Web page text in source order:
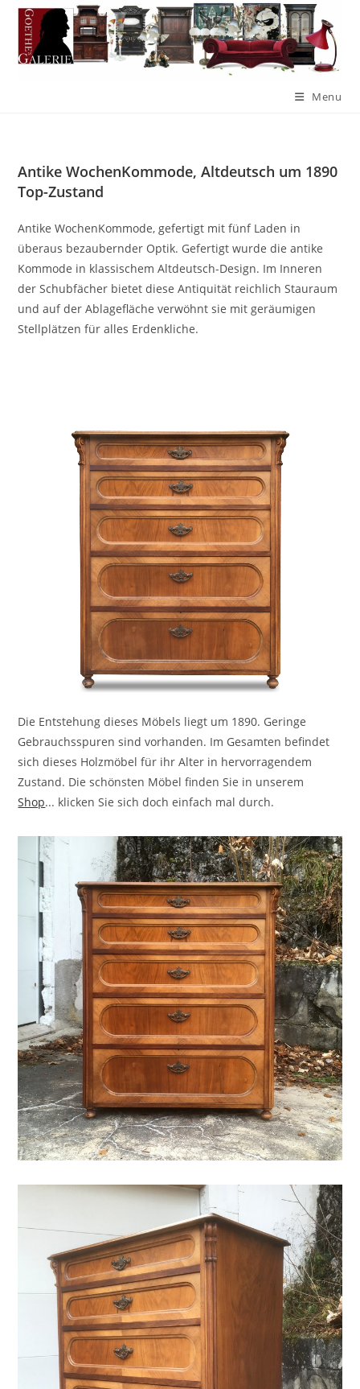
Menu
Antike WochenKommode, Altdeutsch um 1890
Top-Zustand
Antike WochenKommode, gefertigt mit fünf Laden in
überaus bezaubernder Optik. Gefertigt wurde die antike
Kommode in klassischem Altdeutsch-Design. Im Inneren
der Schubfächer bietet diese Antiquität reichlich Stauraum
und auf der Ablagefläche verwöhnt sie mit geräumigen
Stellplätzen für alles Erdenkliche.
Die Entstehung dieses Möbels liegt um 1890. Geringe
Gebrauchsspuren sind vorhanden. Im Gesamten befindet
sich dieses Holzmöbel für ihr Alter in hervorragendem
Zustand. Die schönsten Möbel finden Sie in unserem
Shop... klicken Sie sich doch einfach mal durch.